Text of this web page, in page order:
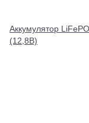
Аккумулятор
(12,8В)